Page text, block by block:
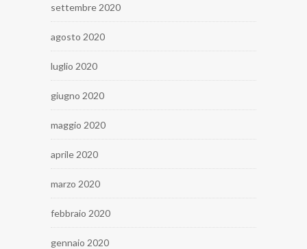
settembre 2020
agosto 2020
luglio 2020
giugno 2020
maggio 2020
aprile 2020
marzo 2020
febbraio 2020
gennaio 2020